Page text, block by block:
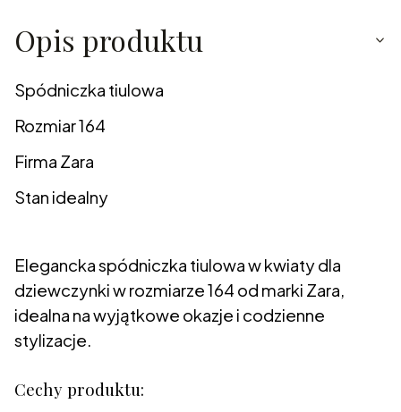
Opis produktu
Spódniczka tiulowa
Rozmiar 164
Firma Zara
Stan idealny
Elegancka spódniczka tiulowa w kwiaty dla
dziewczynki w rozmiarze 164 od marki Zara,
idealna na wyjątkowe okazje i codzienne
stylizacje.
Cechy produktu: